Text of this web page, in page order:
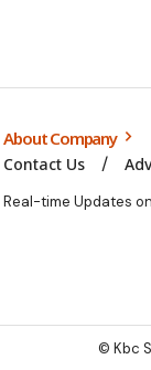
About Company
Contact Us
Real-time Updates
© Kbc